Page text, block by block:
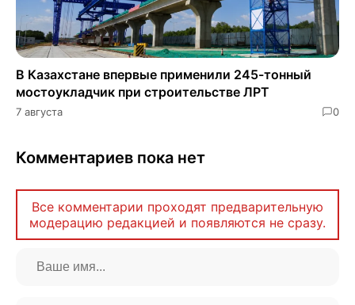
В Казахстане впервые применили 245-тонный
мостоукладчик при строительстве ЛРТ
7 августа 0
Комментариев пока нет
Все комментарии проходят предварительную
модерацию редакцией и появляются не сразу.